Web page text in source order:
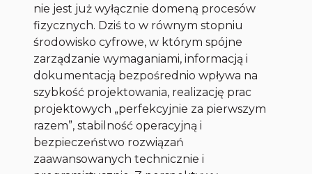
nie jest już wyłącznie domeną procesów
fizycznych. Dziś to w równym stopniu
środowisko cyfrowe, w którym spójne
zarządzanie wymaganiami, informacją i
dokumentacją bezpośrednio wpływa na
szybkość projektowania, realizację prac
projektowych „perfekcyjnie za pierwszym
razem”, stabilność operacyjną i
bezpieczeństwo rozwiązań
zaawansowanych technicznie i